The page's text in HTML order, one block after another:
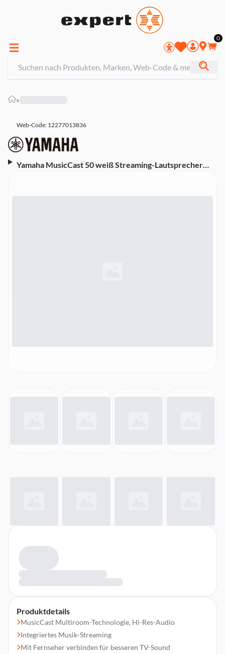
0
»
Web-Code: 12277013836
Yamaha MusicCast 50 weiß Streaming-Lautsprecher
Produktdetails
MusicCast Multiroom-Technologie, Hi-Res-Audio
Integriertes Musik-Streaming
Mit Fernseher verbinden für besseren TV-Sound